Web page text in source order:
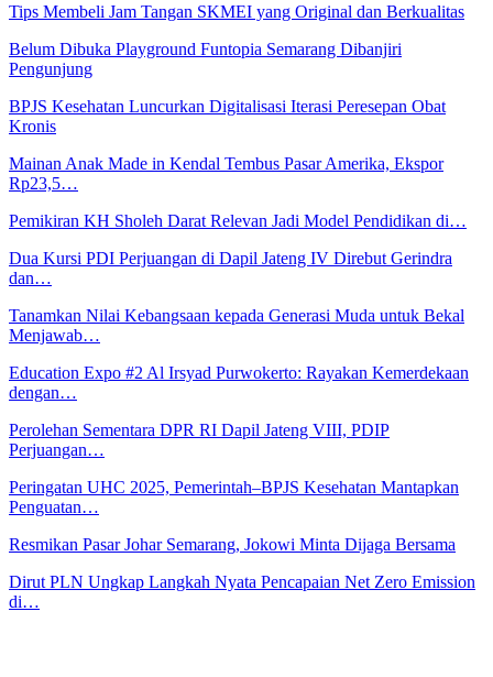
Tips Membeli Jam Tangan SKMEI yang Original dan Berkualitas
Belum Dibuka Playground Funtopia Semarang Dibanjiri
Pengunjung
BPJS Kesehatan Luncurkan Digitalisasi Iterasi Peresepan Obat
Kronis
Mainan Anak Made in Kendal Tembus Pasar Amerika, Ekspor
Rp23,5…
Pemikiran KH Sholeh Darat Relevan Jadi Model Pendidikan di…
Dua Kursi PDI Perjuangan di Dapil Jateng IV Direbut Gerindra
dan…
Tanamkan Nilai Kebangsaan kepada Generasi Muda untuk Bekal
Menjawab…
Education Expo #2 Al Irsyad Purwokerto: Rayakan Kemerdekaan
dengan…
Perolehan Sementara DPR RI Dapil Jateng VIII, PDIP
Perjuangan…
Peringatan UHC 2025, Pemerintah–BPJS Kesehatan Mantapkan
Penguatan…
Resmikan Pasar Johar Semarang, Jokowi Minta Dijaga Bersama
Dirut PLN Ungkap Langkah Nyata Pencapaian Net Zero Emission
di…